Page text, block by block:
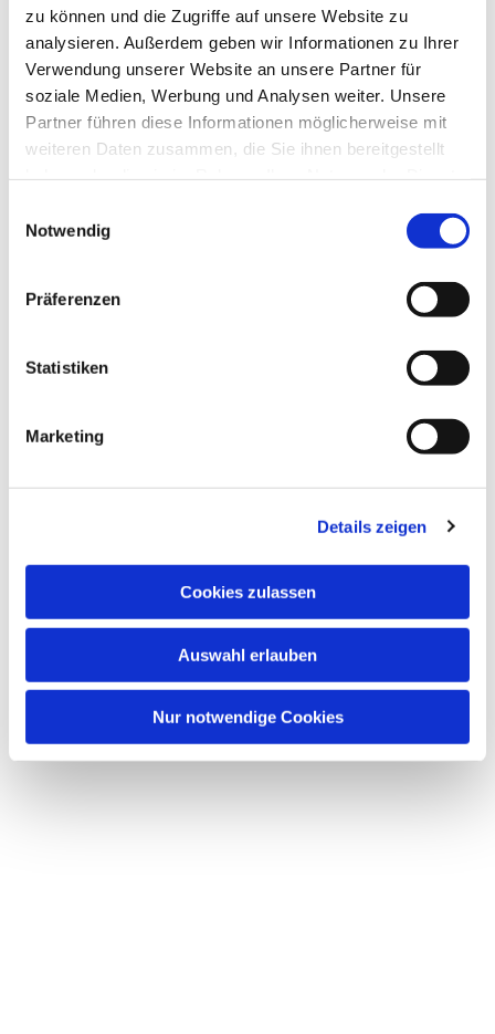
zu können und die Zugriffe auf unsere Website zu
analysieren. Außerdem geben wir Informationen zu Ihrer
Verwendung unserer Website an unsere Partner für
soziale Medien, Werbung und Analysen weiter. Unsere
Partner führen diese Informationen möglicherweise mit
weiteren Daten zusammen, die Sie ihnen bereitgestellt
Notwendig
Präferenzen
Statistiken
Marketing
Details zeigen
Cookies zulassen
Auswahl erlauben
Nur notwendige Cookies
Dies könnte Sie auch